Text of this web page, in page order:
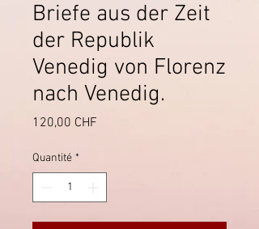
Briefe aus der Zeit
der Republik
Venedig von Florenz
nach Venedig.
120,00 CHF
Quantité *